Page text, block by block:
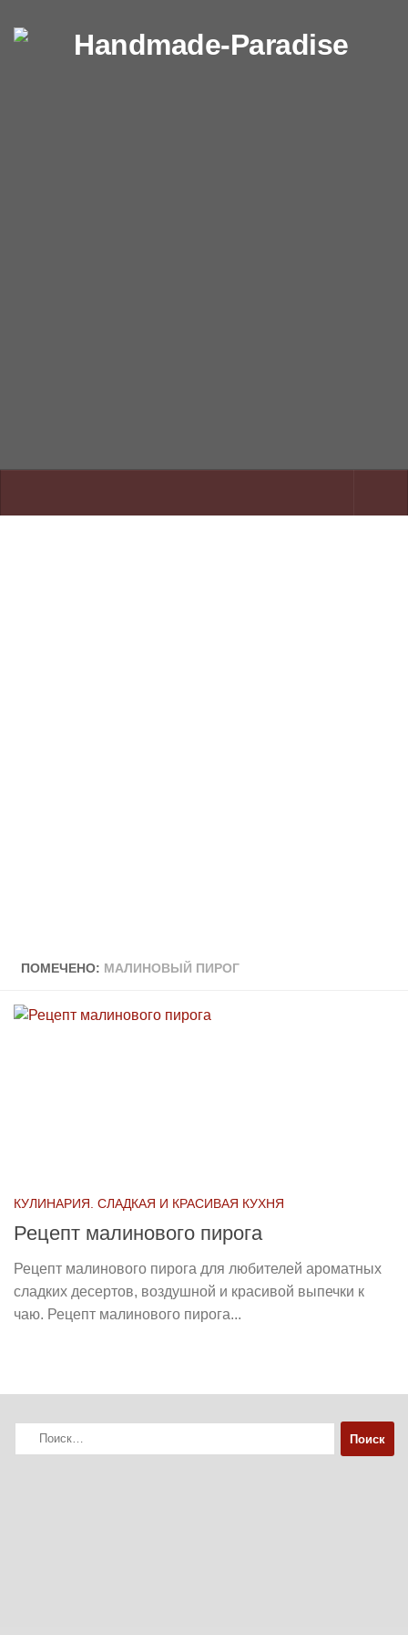
Перейти к содержимому
ПОМЕЧЕНО: МАЛИНОВЫЙ ПИРОГ
КУЛИНАРИЯ. СЛАДКАЯ И КРАСИВАЯ КУХНЯ
Рецепт малинового пирога
Рецепт малинового пирога для любителей ароматных
сладких десертов, воздушной и красивой выпечки к
чаю. Рецепт малинового пирога...
Найти: